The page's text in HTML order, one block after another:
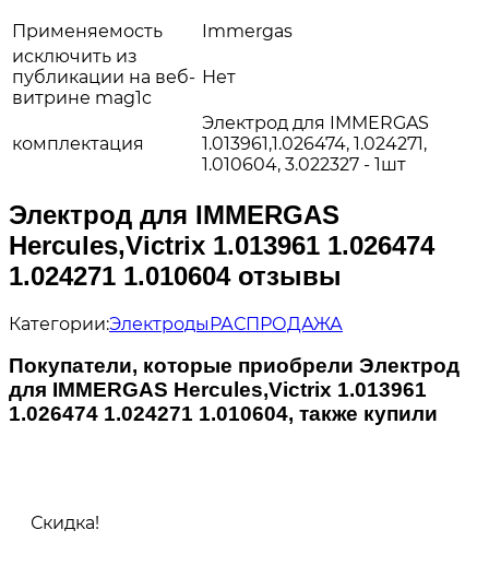
Применяемость
Immergas
исключить из
публикации на веб-
витрине mag1c
Нет
комплектация
Электрод для IMMERGAS
1.013961,1.026474, 1.024271,
1.010604, 3.022327 - 1шт
Электрод для IMMERGAS
Hercules,Victrix 1.013961 1.026474
1.024271 1.010604 отзывы
Категории:ЭлектродыРАСПРОДАЖА
Покупатели, которые приобрели Электрод
для IMMERGAS Hercules,Victrix 1.013961
1.026474 1.024271 1.010604, также купили
Скидка!